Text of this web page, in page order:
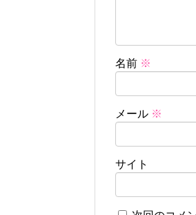
名前 ※
メール ※
サイト